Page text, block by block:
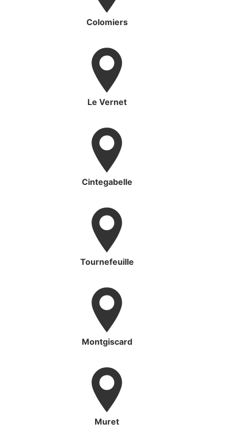
Colomiers
Le Vernet
Cintegabelle
Tournefeuille
Montgiscard
Muret